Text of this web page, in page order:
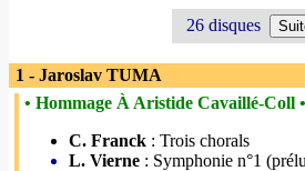
26 disques
1 - Jaroslav TUMA
• Hommage À Aristide Cavaillé-Coll •
C. Franck : Trois chorals
L. Vierne : Symphonie n°1